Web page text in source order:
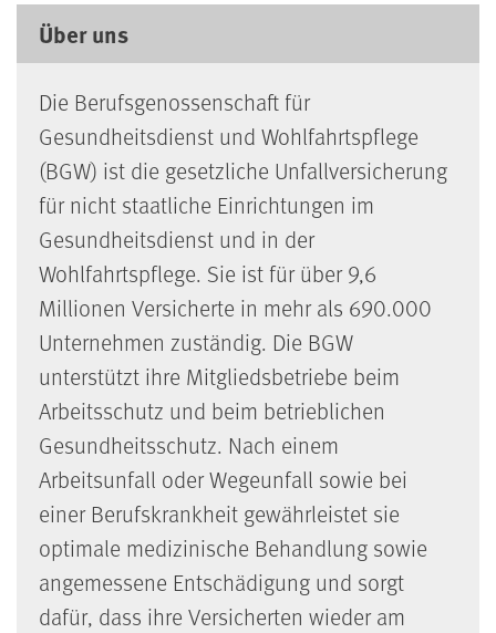
Über uns
Die Berufsgenossenschaft für
Gesundheitsdienst und Wohlfahrtspflege
(BGW) ist die gesetzliche Unfallversicherung
für nicht staatliche Einrichtungen im
Gesundheitsdienst und in der
Wohlfahrtspflege. Sie ist für über 9,6
Millionen Versicherte in mehr als 690.000
Unternehmen zuständig. Die BGW
unterstützt ihre Mitgliedsbetriebe beim
Arbeitsschutz und beim betrieblichen
Gesundheitsschutz. Nach einem
Arbeitsunfall oder Wegeunfall sowie bei
einer Berufskrankheit gewährleistet sie
optimale medizinische Behandlung sowie
angemessene Entschädigung und sorgt
dafür, dass ihre Versicherten wieder am